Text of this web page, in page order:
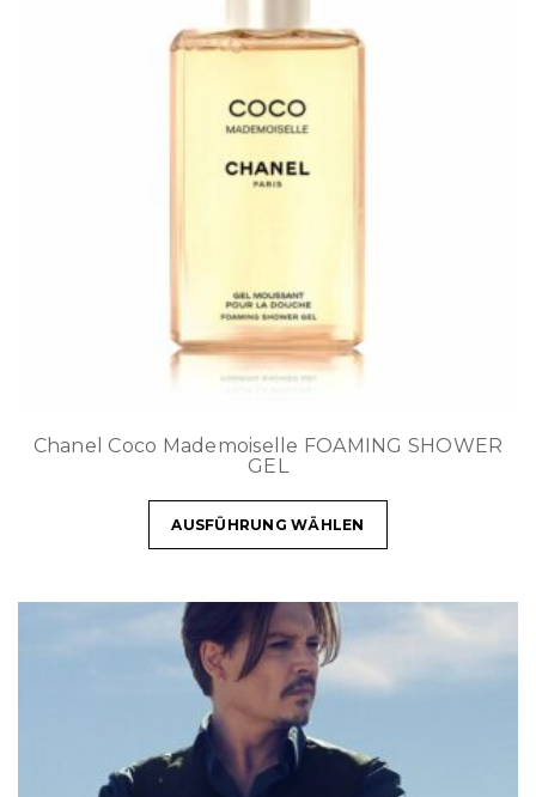
Chanel Coco Mademoiselle FOAMING SHOWER
GEL
AUSFÜHRUNG WÄHLEN